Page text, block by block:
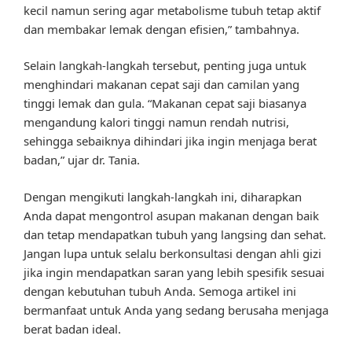
kecil namun sering agar metabolisme tubuh tetap aktif
dan membakar lemak dengan efisien,” tambahnya.
Selain langkah-langkah tersebut, penting juga untuk
menghindari makanan cepat saji dan camilan yang
tinggi lemak dan gula. “Makanan cepat saji biasanya
mengandung kalori tinggi namun rendah nutrisi,
sehingga sebaiknya dihindari jika ingin menjaga berat
badan,” ujar dr. Tania.
Dengan mengikuti langkah-langkah ini, diharapkan
Anda dapat mengontrol asupan makanan dengan baik
dan tetap mendapatkan tubuh yang langsing dan sehat.
Jangan lupa untuk selalu berkonsultasi dengan ahli gizi
jika ingin mendapatkan saran yang lebih spesifik sesuai
dengan kebutuhan tubuh Anda. Semoga artikel ini
bermanfaat untuk Anda yang sedang berusaha menjaga
berat badan ideal.